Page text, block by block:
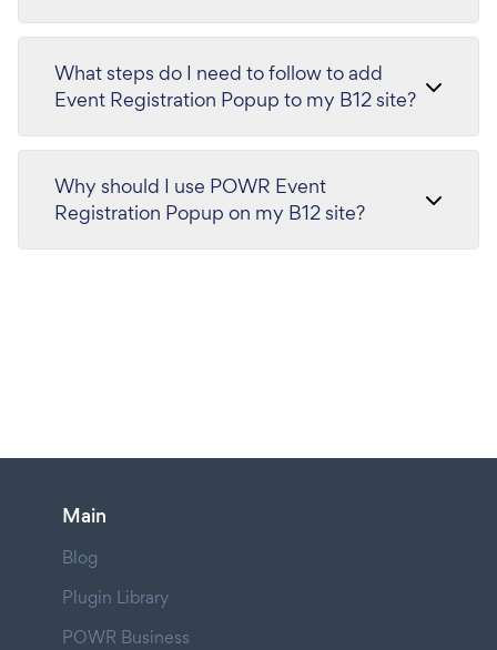
What steps do I need to follow to add
Event Registration Popup to my B12 site?
Why should I use POWR Event
Registration Popup on my B12 site?
Main
Blog
Plugin Library
POWR Business